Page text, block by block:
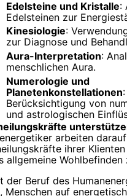
Edelsteine und Kristalle:
Edelsteinen zur
Kinesiologie:
zur Diagnose und
Aura-Interpretation:
menschlichen Aura.
Numerologie und
Planetenkonstellationen:
Berücksichtigung von
und astrologischen
arbeiten
ihrer
allgemeine Wohlbefinden
der Beruf des
Menschen auf